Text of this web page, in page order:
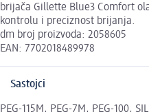
brijača Gillette Blue3 Comfort
kontrolu i preciznost brijanja.
dm broj proizvoda: 2058605
EAN: 7702018489978
Sastojci
PEG-115M, PEG-7M, PEG-100,